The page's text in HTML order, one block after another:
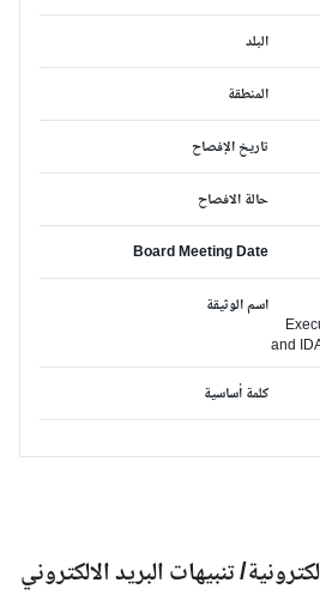
البلد
المنطقة
تاريخ الإفصاح
حالة الافصاح
Board Meeting Date
اسم الوثيقة
and
كلمة أساسية
تنبيهات البريد الالكتروني